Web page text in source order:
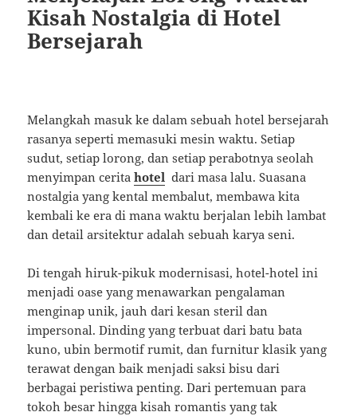
Kisah Nostalgia di Hotel
Bersejarah
Melangkah masuk ke dalam sebuah hotel bersejarah
rasanya seperti memasuki mesin waktu. Setiap
sudut, setiap lorong, dan setiap perabotnya seolah
menyimpan ceritahotel dari masa lalu. Suasana
nostalgia yang kental membalut, membawa kita
kembali ke era di mana waktu berjalan lebih lambat
dan detail arsitektur adalah sebuah karya seni.
Di tengah hiruk-pikuk modernisasi, hotel-hotel ini
menjadi oase yang menawarkan pengalaman
menginap unik, jauh dari kesan steril dan
impersonal. Dinding yang terbuat dari batu bata
kuno, ubin bermotif rumit, dan furnitur klasik yang
terawat dengan baik menjadi saksi bisu dari
berbagai peristiwa penting. Dari pertemuan para
tokoh besar hingga kisah romantis yang tak